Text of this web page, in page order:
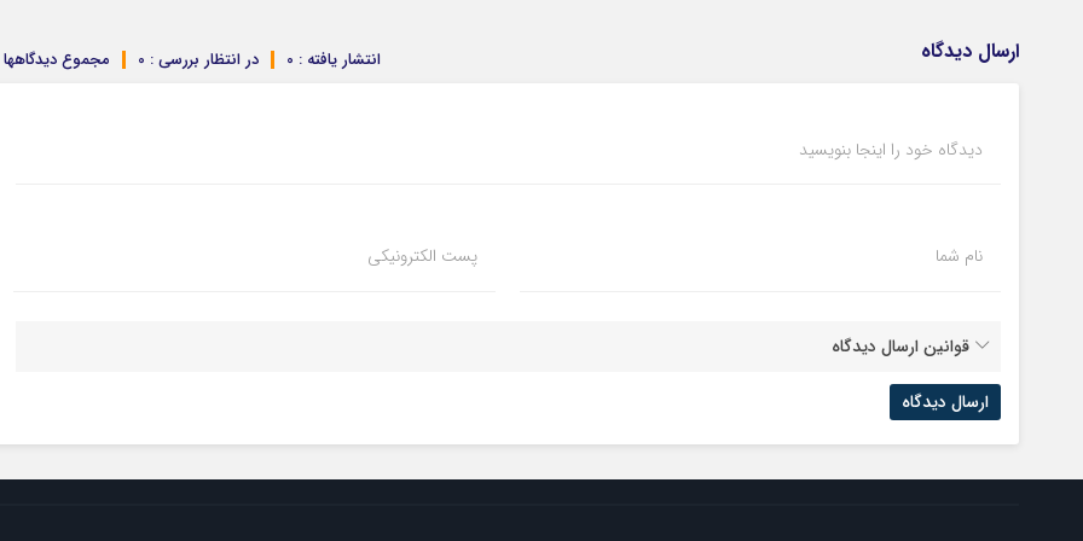
ارسال دیدگاه مجموع دیدگاهها در انتظار بررسی : 0 انتشار یافته : 0
دیدگاه خود را اینجا بنویسید
نام شما پست الکترونیکی
قوانین ارسال دیدگاه